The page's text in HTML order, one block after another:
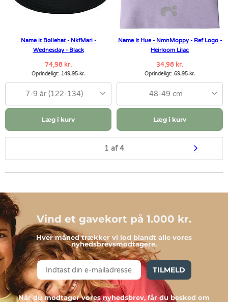
Name it Bøllehat - NkfMari -
Wednesday - Black
74,98 kr.
Oprindeligt:149,95 kr.
7-9 år (122-134)
Læg i kurv
Name It Hue - NmnMoppy - Ref Logo -
Heirloom Lilac
34,98 kr.
Oprindeligt:69,95 kr.
48-49 cm
Læg i kurv
1 af 4
Vind et gavekort på 1.000 kr.
Hver måned trækker vi lod blandt alle vores
nyhedsbrevsmodtagere.
TILMELD
Når du modtager vores nyhedsbrev, får du besked om